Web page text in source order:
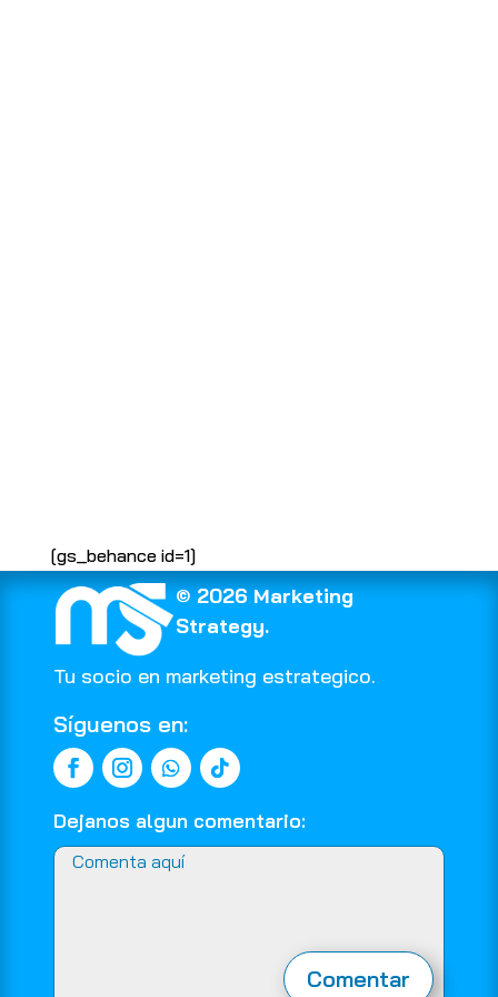
[gs_behance id=1]
© 2026 Marketing
Strategy.
Tu socio en marketing estrategico.
Síguenos en:
Dejanos algun comentario:
Comentar